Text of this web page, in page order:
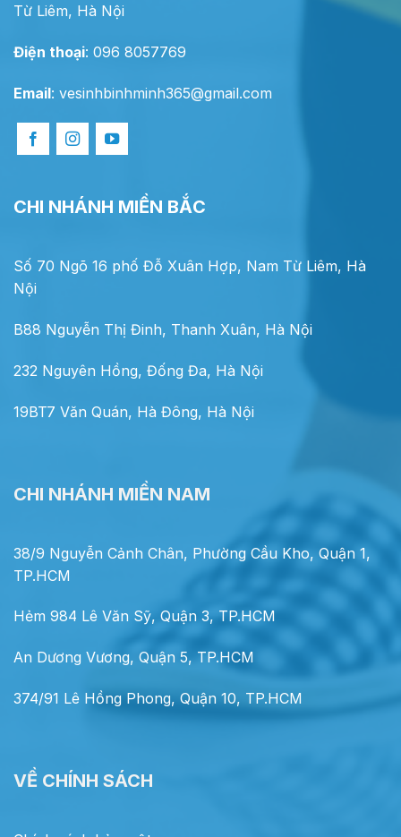
Từ Liêm, Hà Nội
Điện thoại: 096 8057769
Email: vesinhbinhminh365@gmail.com
CHI NHÁNH MIỀN BẮC
Số 70 Ngõ 16 phố Đỗ Xuân Hợp, Nam Từ Liêm, Hà
Nội
B88 Nguyễn Thị Đinh, Thanh Xuân, Hà Nội
232 Nguyên Hồng, Đống Đa, Hà Nội
19BT7 Văn Quán, Hà Đông, Hà Nội
CHI NHÁNH MIỀN NAM
38/9 Nguyễn Cảnh Chân, Phường Cầu Kho, Quận 1,
TP.HCM
Hẻm 984 Lê Văn Sỹ, Quận 3, TP.HCM
An Dương Vương, Quận 5, TP.HCM
374/91 Lê Hồng Phong, Quận 10, TP.HCM
VỀ CHÍNH SÁCH